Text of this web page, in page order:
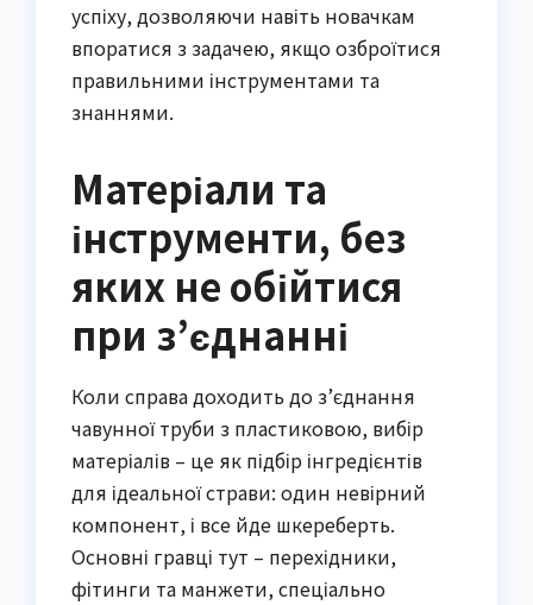
успіху, дозволяючи навіть новачкам
впоратися з задачею, якщо озброїтися
правильними інструментами та
знаннями.
Матеріали та
інструменти, без
яких не обійтися
при з’єднанні
Коли справа доходить до з’єднання
чавунної труби з пластиковою, вибір
матеріалів – це як підбір інгредієнтів
для ідеальної страви: один невірний
компонент, і все йде шкереберть.
Основні гравці тут – перехідники,
фітинги та манжети, спеціально